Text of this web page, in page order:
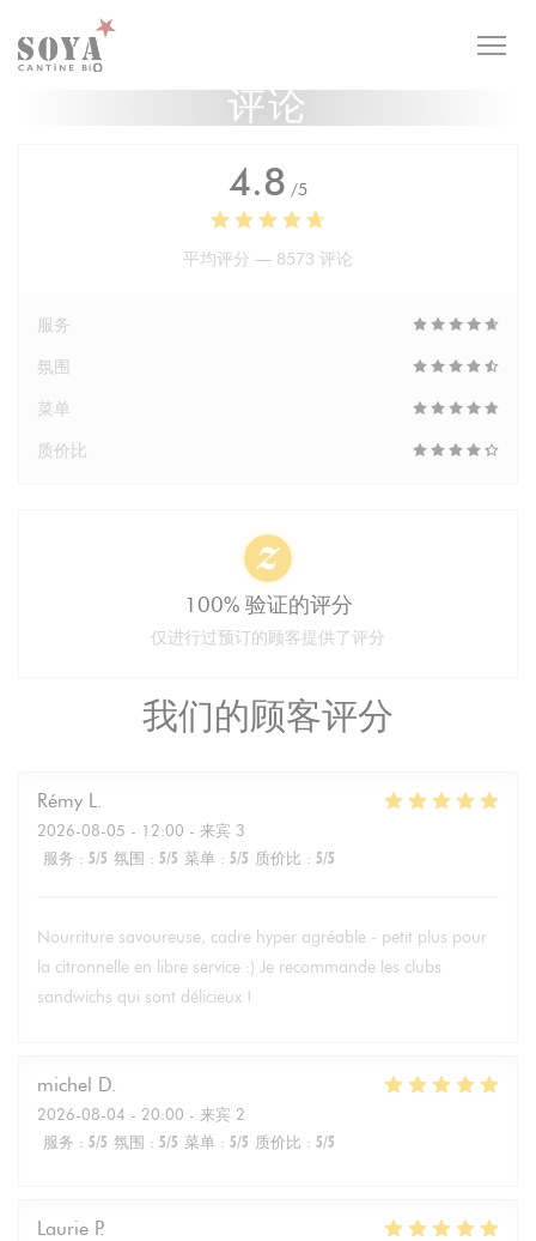
Cookie管理面板
评论
我们的顾客评分
Rémy L
2026-08-05 - 12:00 - 来宾 3
服务 : 5/5 氛围 : 5/5 菜单 : 5/5 质价比 : 5/5
Nourriture savoureuse, cadre hyper agréable - petit plus pour
la citronnelle en libre service :) Je recommande les clubs
sandwichs qui sont délicieux !
michel D
2026-08-04 - 20:00 - 来宾 2
服务 : 5/5 氛围 : 5/5 菜单 : 5/5 质价比 : 5/5
Laurie P
4.8 /5
平均评分 — 8573 评论
服务
氛围
菜单
质价比
100% 验证的评分
仅进行过预订的顾客提供了评分